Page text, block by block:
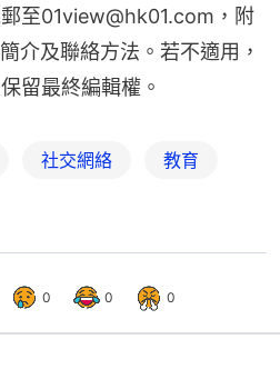
至01view@hk01.com，附
介及聯絡方法。若不適用，
留最終編輯權。
社交網絡 教育
0 0 0